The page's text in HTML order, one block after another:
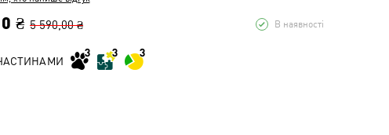
₴ 5 590,00 ₴ В наявності